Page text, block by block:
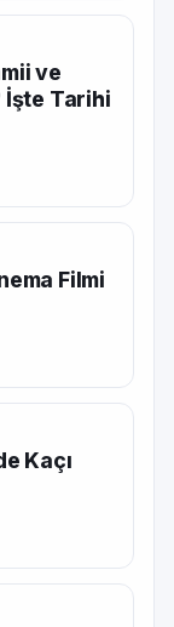
ve
İşte Tarihi
Filmi
Kaçı